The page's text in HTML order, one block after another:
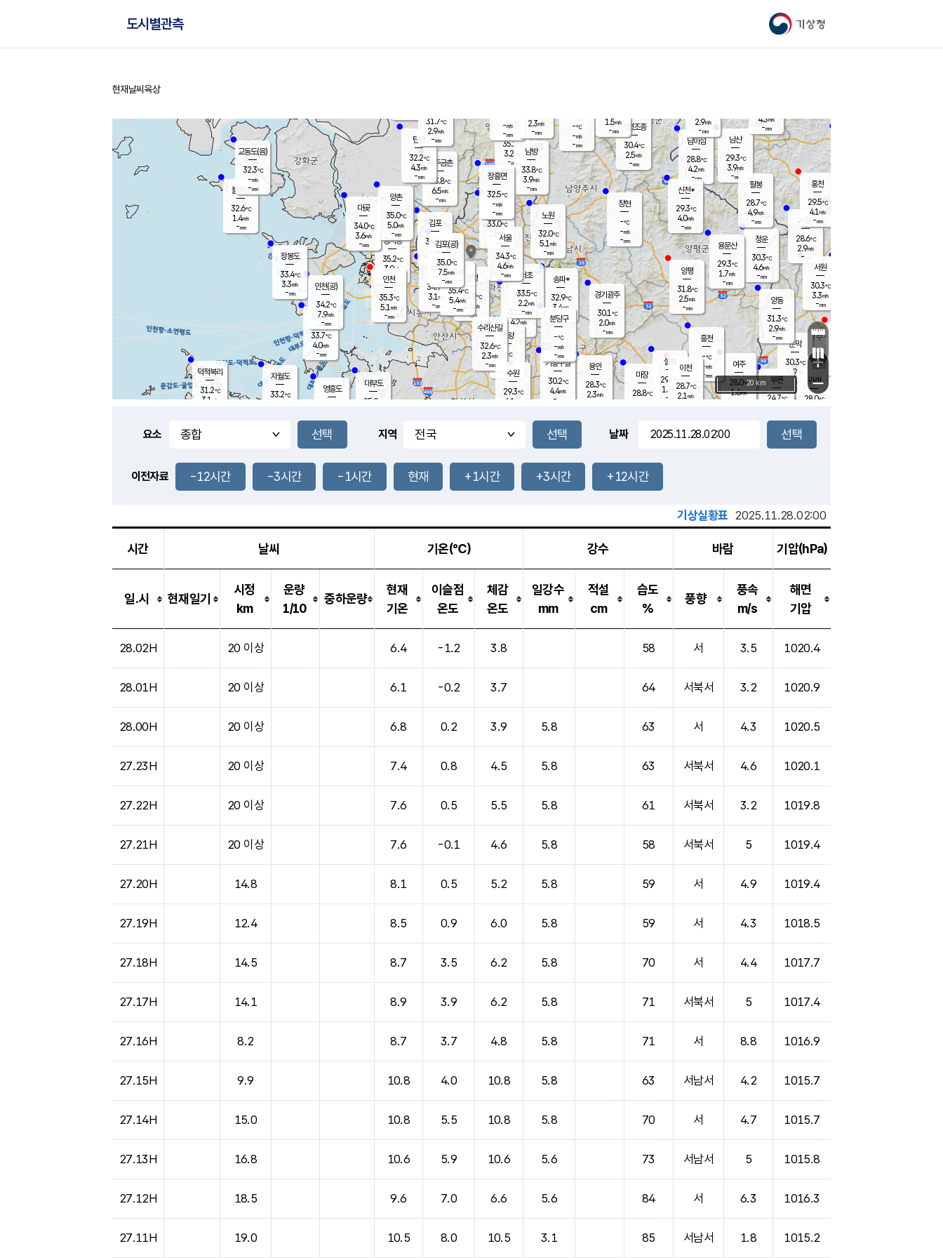
기상청
도시별관측
홈
현재날씨 육상
풍도
2.6m/s
문막
30.3℃
5.9m/s
mm
남이섬
28.8℃
4.2m/s
-mm
무의도
33.7℃
4.0m/s
-mm
영흥도
볼음도
32.6℃
1.4m/s
-mm
자월도
33.2℃
양주
35.2℃
3.2
-mm
부론
24.7℃
과천
31.3℃
4.2m/s
- mm
남산
29.3℃
3.9m/s
-mm
장봉도
33.4℃
3.3m/s
-mm
9.0mm
청운
30.3℃
4.6m/s
-mm
팔봉
28.7℃
4.9m/s
-mm
-mm
용인
28.3℃
2.3m/s
여주
28.0℃
1.6m/s
양동
31.3℃
2.9m/s
-mm
경기광주
30.1℃
2.0m/s
-mm
장호원
2.9m/s
-mm
23.1
℃
대부도
25.0
-
경서동
35.2℃
3.9m/s
-mm
파주금촌
33.8℃
6.5m/s
-mm
가평조종
30.4℃
2.5m/s
-mm
-℃
-m/s
-mm
대곶
34.0℃
3.6m/s
-mm
신천*
29.3℃
4.0m/s
-mm
창현
-℃
-m/s
-mm
탄현
32.2℃
4.3m/s
-mm
1.5m/s
-mm
26.2℃
1.0m/s
-mm
흥천
-℃
-m/s
-mm
마장
28.8℃
의왕
- ℃
m/s
mm
김포
34.6℃
-m/s
mm
설봉
29.0
1.7 m/s
- mm
광명
34.9 ℃
2.6 m/s
-mm
부천
34.9℃
3.1 m/s
-mm
-mm
양촌
35.0℃
5.0m/s
-mm
구로
35.4℃
5.4m/s
-mm
은평
33.0℃
2.5 m/s
- mm
노원
32.0℃
5.1 m/s
-mm
송파*
32.9℃
3.4m/s
-mm
서초
33.5℃
2.2m/s
-mm
남방
33.8℃
3.9m/s
-mm
기흥구갈
30.2℃
4.4m/s
-
수리산길
32.6℃
2.3m/s
-mm
분당구
-℃
-m/s
-mm
장흥면
32.5℃
-m/s
-mm
-m/s
-mm
시동
28.6℃
2.9m/s
- mm
귀래
28.0℃
서원
30.3℃
3.3m/s
-mm
용문산
29.3℃
1.7m/s
-mm
덕적북리
31.2℃
3.1 m/s
인천(공)
34.2℃
7.9m/s
-mm
김포(공)
35.0℃
7.5m/s
-mm
교동도(음)
32.3℃
-m/s
-mm
홍천
29.5℃
4.1 m/s
-mm
이천
28.7℃
2.1 m/s
양평
31.8℃
2.5m/s
-mm
수원
29.3℃
6.1 m/s
인천
35.3℃
5.1 m/s
-mm
서울
34.3℃
4.6m/s
-mm
4.3m/s
-mm
31.7℃
2.9m/s
-mm
2.3m/s
-mm
+
−
20 km
요소 지역 날짜
이전자료 -12시간 -3시간 -1시간 현재 +1시간 +3시간 +12시간
기상실황표 2025.11.28.02:00
시간 날씨 기온(℃) 강수 바람 기압(hPa)
일.시 현재일기
시정
km
운량
1/10
중하운량
현재
기온
이슬점
온도
체감
온도
일강수
mm
적설
cm
습도
%
풍향
풍속
m/s
해면
기압
28.02H 20 이상 6.4 -1.2 3.8 58 서 3.5 1020.4
28.01H 20 이상 6.1 -0.2 3.7 64 서북서 3.2 1020.9
28.00H 20 이상 6.8 0.2 3.9 5.8 63 서 4.3 1020.5
27.23H 20 이상 7.4 0.8 4.5 5.8 63 서북서 4.6 1020.1
27.22H 20 이상 7.6 0.5 5.5 5.8 61 서북서 3.2 1019.8
27.21H 20 이상 7.6 -0.1 4.6 5.8 58 서북서 5 1019.4
27.20H 14.8 8.1 0.5 5.2 5.8 59 서 4.9 1019.4
27.19H 12.4 8.5 0.9 6.0 5.8 59 서 4.3 1018.5
27.18H 14.5 8.7 3.5 6.2 5.8 70 서 4.4 1017.7
27.17H 14.1 8.9 3.9 6.2 5.8 71 서북서 5 1017.4
27.16H 8.2 8.7 3.7 4.8 5.8 71 서 8.8 1016.9
27.15H 9.9 10.8 4.0 10.8 5.8 63 서남서 4.2 1015.7
27.14H 15.0 10.8 5.5 10.8 5.8 70 서 4.7 1015.7
27.13H 16.8 10.6 5.9 10.6 5.6 73 서남서 5 1015.8
27.12H 18.5 9.6 7.0 6.6 5.6 84 서 6.3 1016.3
27.11H 19.0 10.5 8.0 10.5 3.1 85 서남서 1.8 1015.2